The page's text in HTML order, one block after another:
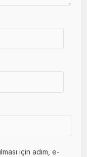
için adım, e-